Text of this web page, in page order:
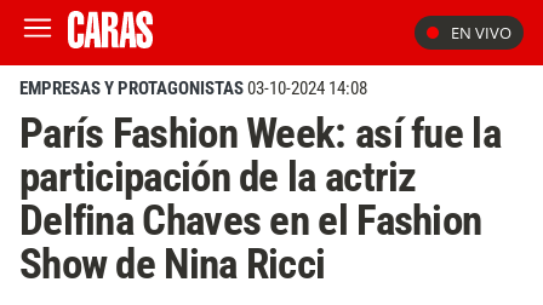
EN VIVO
EMPRESAS Y PROTAGONISTAS03-10-2024 14:08
París Fashion Week: así fue la
participación de la actriz
Delfina Chaves en el Fashion
Show de Nina Ricci